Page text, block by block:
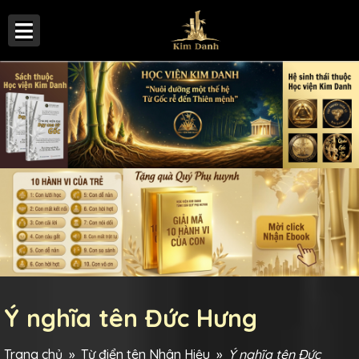
Ý nghĩa tên Đức Hưng
Trang chủ » Từ điển tên Nhân Hiệu » Ý nghĩa tên Đức